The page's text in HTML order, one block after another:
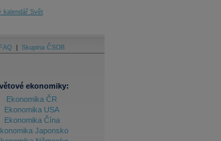
kalendář Svět
FAQ Skupina ČSOB
ekonomiky:
Ekonomika ČR
Ekonomika USA
Ekonomika Čína
Japonsko